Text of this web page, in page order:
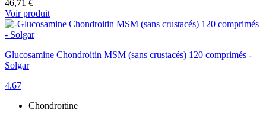
46,71 €
Voir produit
Glucosamine Chondroitin MSM (sans crustacés) 120 comprimés -
Solgar
4.67
Chondroïtine